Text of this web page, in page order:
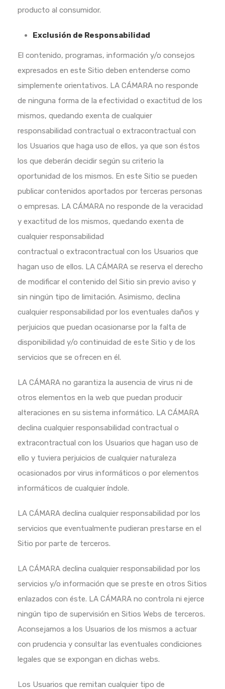
producto al consumidor.
Exclusión de Responsabilidad
El contenido, programas, información y/o consejos
expresados en este Sitio deben entenderse como
simplemente orientativos. LA CÁMARA no responde
de ninguna forma de la efectividad o exactitud de los
mismos, quedando exenta de cualquier
responsabilidad contractual o extracontractual con
los Usuarios que haga uso de ellos, ya que son éstos
los que deberán decidir según su criterio la
oportunidad de los mismos. En este Sitio se pueden
publicar contenidos aportados por terceras personas
o empresas. LA CÁMARA no responde de la veracidad
y exactitud de los mismos, quedando exenta de
cualquier responsabilidad
contractual o extracontractual con los Usuarios que
hagan uso de ellos. LA CÁMARA se reserva el derecho
de modificar el contenido del Sitio sin previo aviso y
sin ningún tipo de limitación. Asimismo, declina
cualquier responsabilidad por los eventuales daños y
perjuicios que puedan ocasionarse por la falta de
disponibilidad y/o continuidad de este Sitio y de los
servicios que se ofrecen en él.
LA CÁMARA no garantiza la ausencia de virus ni de
otros elementos en la web que puedan producir
alteraciones en su sistema informático. LA CÁMARA
declina cualquier responsabilidad contractual o
extracontractual con los Usuarios que hagan uso de
ello y tuviera perjuicios de cualquier naturaleza
ocasionados por virus informáticos o por elementos
informáticos de cualquier índole.
LA CÁMARA declina cualquier responsabilidad por los
servicios que eventualmente pudieran prestarse en el
Sitio por parte de terceros.
LA CÁMARA declina cualquier responsabilidad por los
servicios y/o información que se preste en otros Sitios
enlazados con éste. LA CÁMARA no controla ni ejerce
ningún tipo de supervisión en Sitios Webs de terceros.
Aconsejamos a los Usuarios de los mismos a actuar
con prudencia y consultar las eventuales condiciones
legales que se expongan en dichas webs.
Los Usuarios que remitan cualquier tipo de